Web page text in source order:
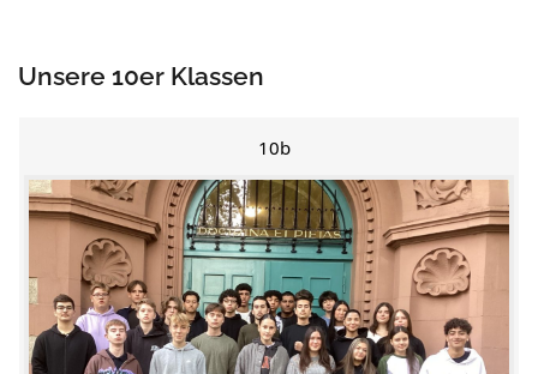
Unsere 10er Klassen
10b